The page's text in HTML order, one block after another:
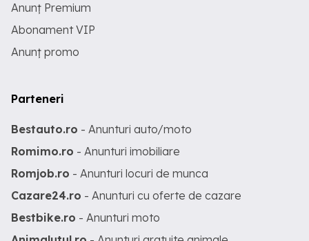
Anunț Premium
Abonament VIP
Anunț promo
Parteneri
Bestauto.ro - Anunturi auto/moto
Romimo.ro - Anunturi imobiliare
Romjob.ro - Anunturi locuri de munca
Cazare24.ro - Anunturi cu oferte de cazare
Bestbike.ro - Anunturi moto